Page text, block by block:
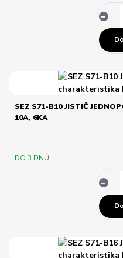
SEZ S71-B10 JISTIČ
10A, 6KA
DO 3 DNŮ